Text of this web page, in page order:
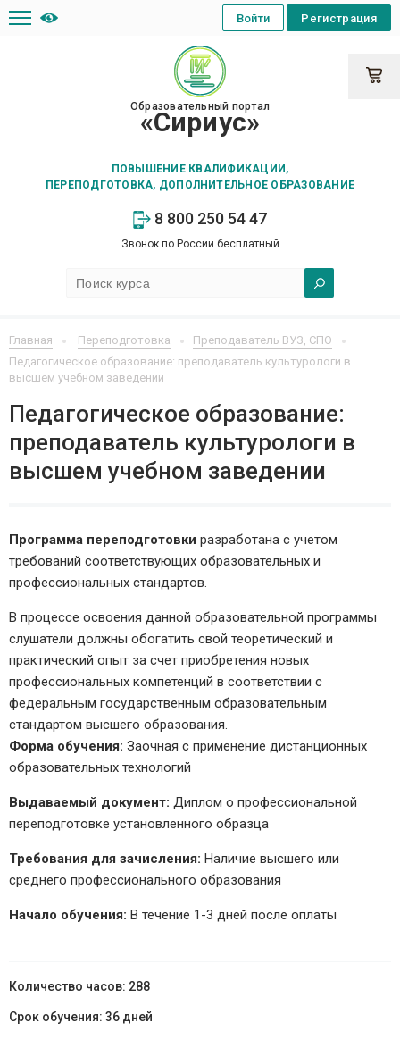
Образовательный портал
«Сириус»
ПОВЫШЕНИЕ КВАЛИФИКАЦИИ,
ПЕРЕПОДГОТОВКА, ДОПОЛНИТЕЛЬНОЕ ОБРАЗОВАНИЕ
8 800 250 54 47
Звонок по России бесплатный
Регистрация
Войти
Главная Переподготовка
Преподаватель ВУЗ, СПО
Педагогическое образование: преподаватель культурологи в
высшем учебном заведении
Педагогическое образование:
преподаватель культурологи в
высшем учебном заведении
Программа переподготовки разработана с учетом
требований соответствующих образовательных и
профессиональных стандартов.
В процессе освоения данной образовательной программы
слушатели должны обогатить свой теоретический и
практический опыт за счет приобретения новых
профессиональных компетенций в соответствии с
федеральным государственным образовательным
стандартом высшего образования.
Форма обучения: Заочная с применение дистанционных
образовательных технологий
Выдаваемый документ: Диплом о профессиональной
переподготовке установленного образца
Требования для зачисления: Наличие высшего или
среднего профессионального образования
Начало обучения: В течение 1-3 дней после оплаты
288
36 дней